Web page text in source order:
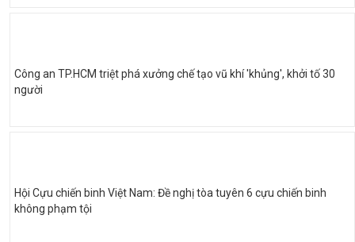
Công an TP.HCM triệt phá xưởng chế tạo vũ khí 'khủng', khởi tố 30
người
Hội Cựu chiến binh Việt Nam: Đề nghị tòa tuyên 6 cựu chiến binh
không phạm tội